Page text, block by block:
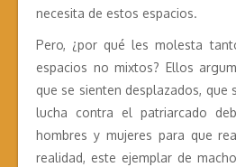
necesita de estos espacios.
Pero, ¿por qué les molesta
espacios no mixtos? Ellos
que se sienten desplazados, que
lucha contra el patriarcado
hombres y mujeres para que
realidad, este ejemplar de